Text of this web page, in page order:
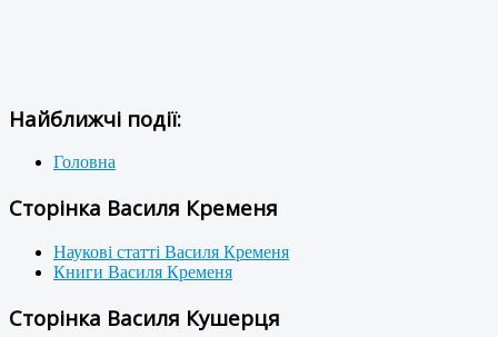
Найближчі події:
Головна
Сторінка Василя Кременя
Наукові статті Василя Кременя
Книги Василя Кременя
Сторінка Василя Кушерця